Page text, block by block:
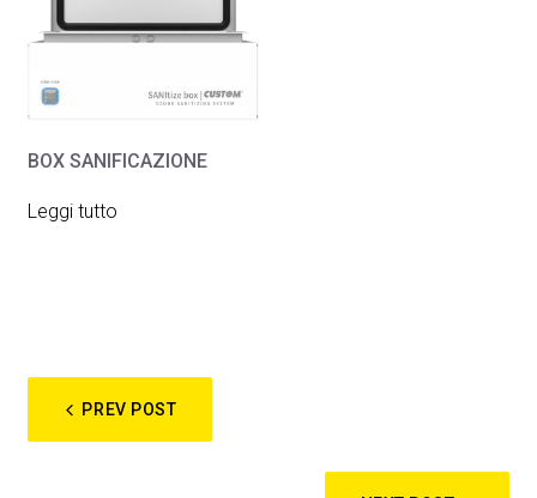
BOX SANIFICAZIONE
Leggi tutto
ARTICOLI
PREV POST